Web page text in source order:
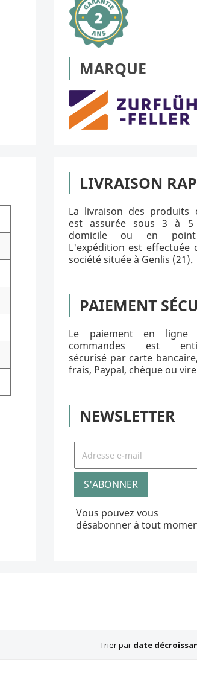
MARQUE
LIVRAISON
La livraison des produits
est assurée sous 3 à
domicile ou en
L'expédition est effectuée
société située à Genlis (21).
PAIEMENT
Le paiement en ligne
commandes est
sécurisé par carte
frais, Paypal, chèque ou
NEWSLETTER
Vous pouvez vous
désabonner à tout
Trier par date